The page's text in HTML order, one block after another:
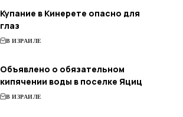
Купание в Кинерете опасно для
глаз
В ИЗРАИЛЕ
Объявлено о обязательном
кипячении воды в поселке Яциц
В ИЗРАИЛЕ